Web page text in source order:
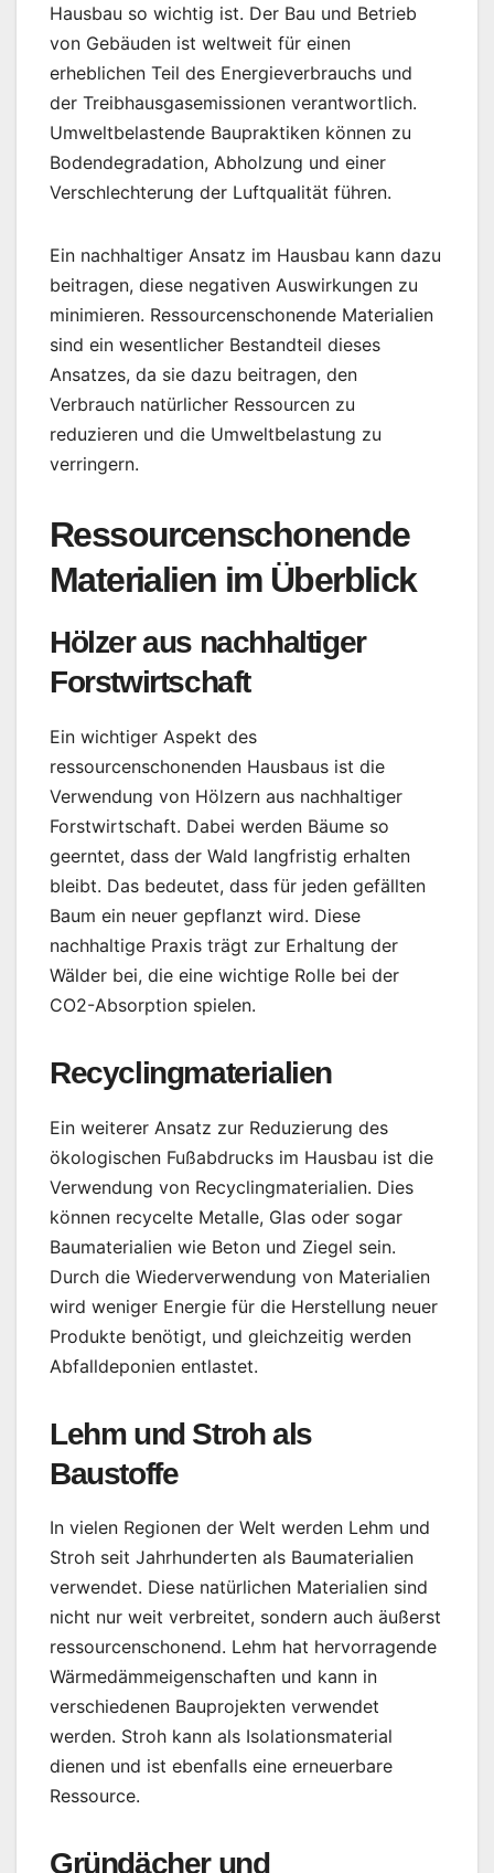
Hausbau so wichtig ist. Der Bau und Betrieb
von Gebäuden ist weltweit für einen
erheblichen Teil des Energieverbrauchs und
der Treibhausgasemissionen verantwortlich.
Umweltbelastende Baupraktiken können zu
Bodendegradation, Abholzung und einer
Verschlechterung der Luftqualität führen.
Ein nachhaltiger Ansatz im Hausbau kann dazu
beitragen, diese negativen Auswirkungen zu
minimieren. Ressourcenschonende Materialien
sind ein wesentlicher Bestandteil dieses
Ansatzes, da sie dazu beitragen, den
Verbrauch natürlicher Ressourcen zu
reduzieren und die Umweltbelastung zu
verringern.
Ressourcenschonende
Materialien im Überblick
Hölzer aus nachhaltiger
Forstwirtschaft
Ein wichtiger Aspekt des
ressourcenschonenden Hausbaus ist die
Verwendung von Hölzern aus nachhaltiger
Forstwirtschaft. Dabei werden Bäume so
geerntet, dass der Wald langfristig erhalten
bleibt. Das bedeutet, dass für jeden gefällten
Baum ein neuer gepflanzt wird. Diese
nachhaltige Praxis trägt zur Erhaltung der
Wälder bei, die eine wichtige Rolle bei der
CO2-Absorption spielen.
Recyclingmaterialien
Ein weiterer Ansatz zur Reduzierung des
ökologischen Fußabdrucks im Hausbau ist die
Verwendung von Recyclingmaterialien. Dies
können recycelte Metalle, Glas oder sogar
Baumaterialien wie Beton und Ziegel sein.
Durch die Wiederverwendung von Materialien
wird weniger Energie für die Herstellung neuer
Produkte benötigt, und gleichzeitig werden
Abfalldeponien entlastet.
Lehm und Stroh als
Baustoffe
In vielen Regionen der Welt werden Lehm und
Stroh seit Jahrhunderten als Baumaterialien
verwendet. Diese natürlichen Materialien sind
nicht nur weit verbreitet, sondern auch äußerst
ressourcenschonend. Lehm hat hervorragende
Wärmedämmeigenschaften und kann in
verschiedenen Bauprojekten verwendet
werden. Stroh kann als Isolationsmaterial
dienen und ist ebenfalls eine erneuerbare
Ressource.
Gründächer und